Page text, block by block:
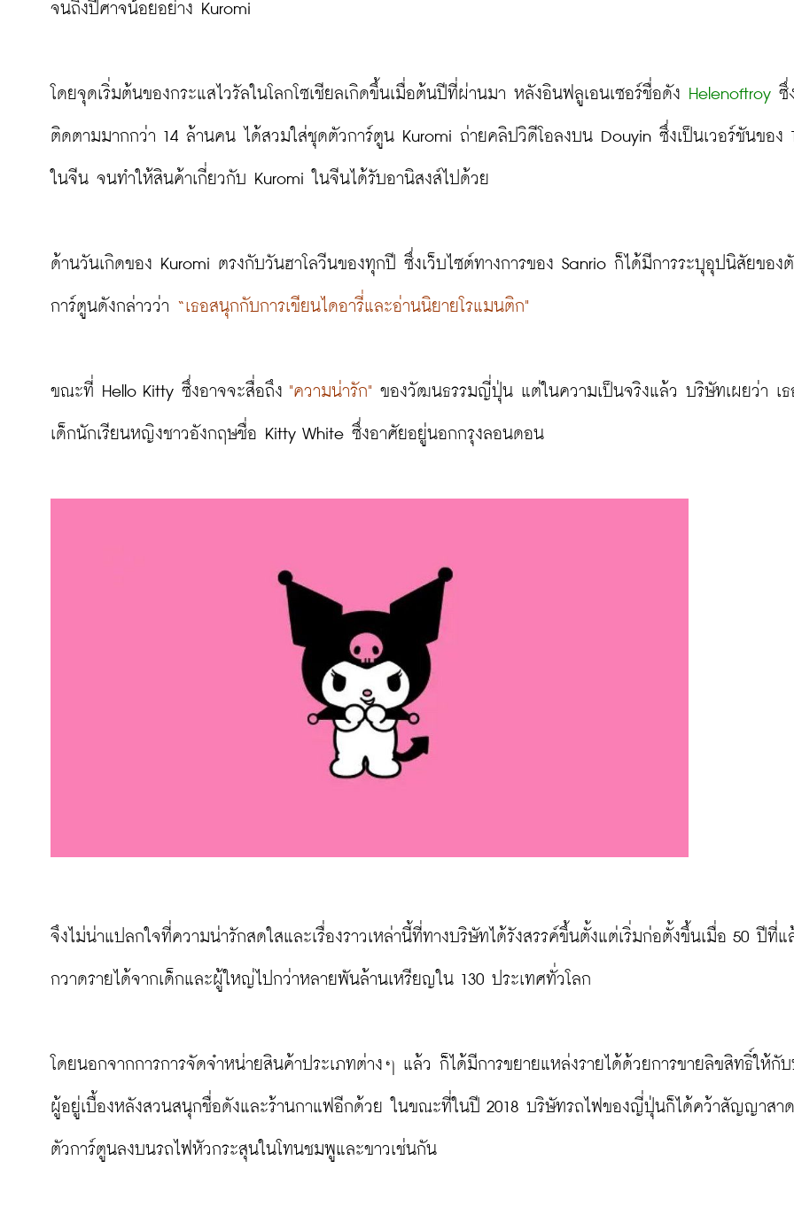
จนถึงปีศาจน้อยอย่าง Kuromi
โดยจุดเริ่มต้นของกระแสไวรัลในโลกโซเชียลเกิดขึ้นเมื่อต้นปีที่ผ่านมา หลังอินฟลูเอนเซอร์ชื่อดัง Helenoftroy ซึ่
ติดตามมากกว่า 14 ล้านคน ได้สวมใส่ชุดตัวการ์ตูน Kuromi ถ่ายคลิปวิดีโอลงบน Douyin ซึ่งเป็นเวอร์ชันของ
ในจีน จนทำให้สินค้าเกี่ยวกับ Kuromi ในจีนได้รับอานิสงส์ไปด้วย
ด้านวันเกิดของ Kuromi ตรงกับวันฮาโลวีนของทุกปี ซึ่งเว็บไซต์ทางการของ Sanrio ก็ได้มีการระบุอุปนิสัยของ
การ์ตูนดังกล่าวว่า “เธอสนุกกับการเขียนไดอารี่และอ่านนิยายโรแมนติก"
ขณะที่ Hello Kitty ซึ่งอาจจะสื่อถึง "ความน่ารัก" ของวัฒนธรรมญี่ปุ่น แต่ในความเป็นจริงแล้ว บริษัทเผยว่า เธ
เด็กนักเรียนหญิงชาวอังกฤษชื่อ Kitty White ซึ่งอาศัยอยู่นอกกรุงลอนดอน
จึงไม่น่าแปลกใจที่ความน่ารักสดใสและเรื่องราวเหล่านี้ที่ทางบริษัทได้รังสรรค์ขึ้นตั้งแต่เริ่มก่อตั้งขึ้นเมื่อ 50 ปีที่
กวาดรายได้จากเด็กและผู้ใหญ่ไปกว่าหลายพันล้านเหรียญใน 130 ประเทศทั่วโลก
โดยนอกจากการการจัดจำหน่ายสินค้าประเภทต่างๆ แล้ว ก็ได้มีการขยายแหล่งรายได้ด้วยการขายลิขสิทธิ์ให้กั
ผู้อยู่เบื้องหลังสวนสนุกชื่อดังและร้านกาแฟอีกด้วย ในขณะที่ในปี 2018 บริษัทรถไฟของญี่ปุ่นก็ได้คว้าสัญญาสา
ตัวการ์ตูนลงบนรถไฟหัวกระสุนในโทนชมพูและขาวเช่นกัน